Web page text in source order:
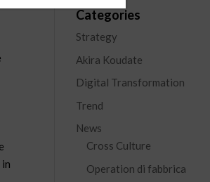
Categories
Strategy
Akira Koudate
Digital Transformation
Trend
News
Cross Culture
Operation di fabbrica